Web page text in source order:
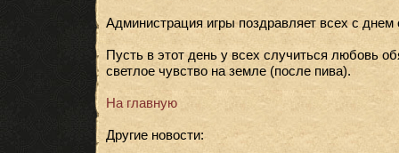
Администрация игры поздравляет всех с днем
Пусть в этот день у всех случиться любовь
светлое чувство на земле (после пива).
На главную
Другие новости: